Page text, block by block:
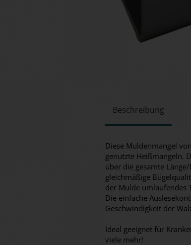
Beschreibung
Diese Muldenmangel
genutzte Heißmangeln.
über die gesamte
gleichmäßige
der Mulde umlaufendes
Die einfache
Geschwindigkeit der
Ideal geeignet für
viele mehr!